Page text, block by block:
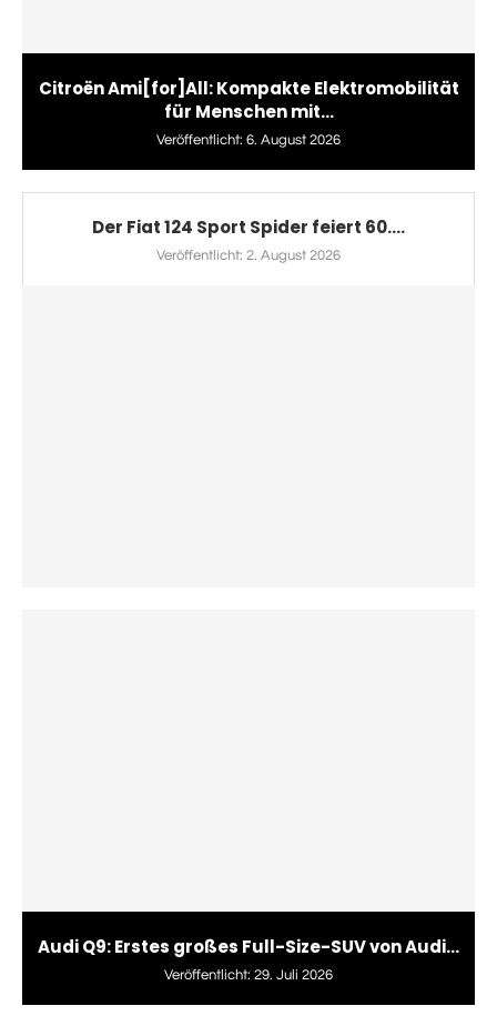
Citroën Ami[for]All: Kompakte Elektromobilität
für Menschen mit...
Veröffentlicht: 6. August 2026
Der Fiat 124 Sport Spider feiert 60....
Veröffentlicht: 2. August 2026
Audi Q9: Erstes großes Full-Size-SUV von Audi...
Veröffentlicht: 29. Juli 2026